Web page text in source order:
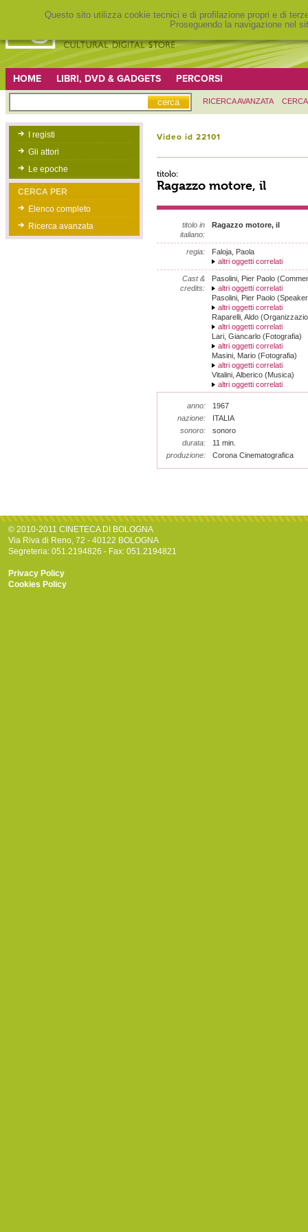
Questo sito utilizza cookie tecnici e di profilazione propri e di
Proseguendo la navigazione nel
HOME LIBRI, DVD & GADGETS PERCORSI
RICERCA AVANZATA
I registi
Gli attori
Le epoche
CERCA PER
Elenco completo
Ricerca avanzata
Video id 22101
titolo:
Ragazzo motore, il
titolo in
italiano:
Ragazzo motore, il
regia:
Faloja, Paola
altri oggetti correlati
Cast &
credits:
Pasolini, Pier Paolo
altri oggetti correlati
Pasolini, Pier Paolo
altri oggetti correlati
Raparelli, Aldo
altri oggetti correlati
Lari, Giancarlo (Fotografia)
altri oggetti correlati
Masini, Mario (Fotografia)
altri oggetti correlati
Vitalini, Alberico (Musica)
altri oggetti correlati
anno:
1967
nazione:
ITALIA
sonoro:
sonoro
durata:
11 min.
produzione:
Corona Cinematografica
© 2010-2011 CINETECA DI BOLOGNA
Via Riva di Reno, 72 - 40122 BOLOGNA
Segreteria: 051.2194826 - Fax: 051.2194821
Privacy Policy
Cookies Policy